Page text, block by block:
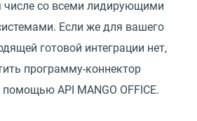
числе со всеми лидирующими
Если же для вашего
готовой интеграции нет,
программу-коннектор
API MANGO OFFICE.